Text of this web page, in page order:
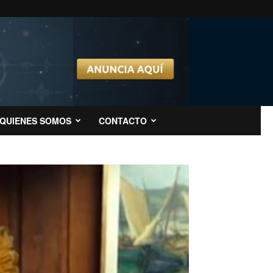
QUIENES SOMOS CONTACTO